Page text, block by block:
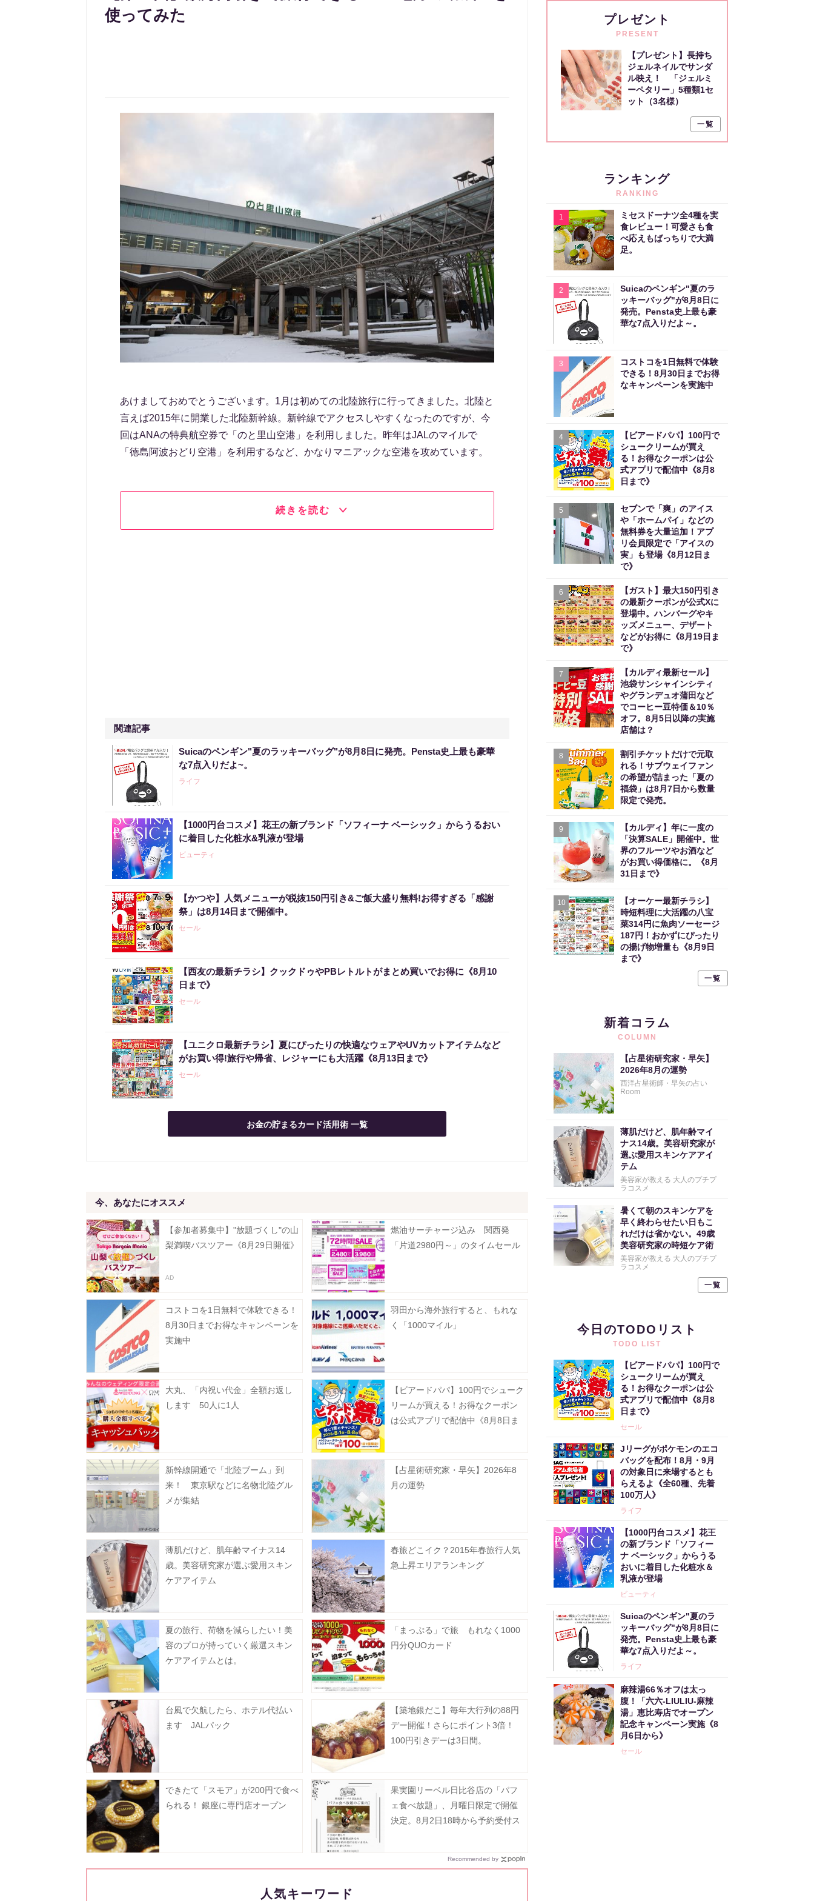
使ってみた
あけましておめでとうございます。1月は初めての北陸旅行に行ってきました。北陸と
言えば2015年に開業した北陸新幹線。新幹線でアクセスしやすくなったのですが、今
回はANAの特典航空券で「のと里山空港」を利用しました。昨年はJALのマイルで
「徳島阿波おどり空港」を利用するなど、かなりマニアックな空港を攻めています。
続きを読む
関連記事
Suicaのペンギン"夏のラッキーバッグ"が8月8日に発売。Pensta史上最も豪華
な7点入りだよ~。
ライフ
【1000円台コスメ】花王の新ブランド「ソフィーナ ベーシック」からうるおい
に着目した化粧水&乳液が登場
ビューティ
【かつや】人気メニューが税抜150円引き&ご飯大盛り無料!お得すぎる「感謝
祭」は8月14日まで開催中。
セール
【西友の最新チラシ】クックドゥやPBレトルトがまとめ買いでお得に《8月10
日まで》
セール
【ユニクロ最新チラシ】夏にぴったりの快適なウェアやUVカットアイテムなど
がお買い得!旅行や帰省、レジャーにも大活躍《8月13日まで》
セール
お金の貯まるカード活用術 一覧
今、あなたにオススメ
【参加者募集中】"放題づくし"の山
梨満喫バスツアー《8月29日開催》
燃油サーチャージ込み 関西発
「片道2980円～」のタイムセール
コストコを1日無料で体験できる！
8月30日までお得なキャンペーンを
実施中
羽田から海外旅行すると、もれな
く「1000マイル」
大丸、「内祝い代金」全額お返し
します 50人に1人
【ビアードパパ】100円でシューク
リームが買える！お得なクーポン
は公式アプリで配信中《8月8日ま
新幹線開通で「北陸ブーム」到
来！ 東京駅などに名物北陸グル
メが集結
【占星術研究家・早矢】2026年8
月の運勢
薄肌だけど、肌年齢マイナス14
歳。美容研究家が選ぶ愛用スキン
ケアアイテム
春旅どこイク？2015年春旅行人気
急上昇エリアランキング
夏の旅行、荷物を減らしたい！美
容のプロが持っていく厳選スキン
ケアアイテムとは。
「まっぷる」で旅 もれなく1000
円分QUOカード
台風で欠航したら、ホテル代払い
ます JALパック
【築地銀だこ】毎年大行列の88円
デー開催！さらにポイント3倍！
100円引きデーは3日間。
できたて「スモア」が200円で食べ
られる！ 銀座に専門店オープン
果実園リーベル日比谷店の「パフ
ェ食べ放題」、月曜日限定で開催
決定。8月2日18時から予約受付ス
Recommended by
人気キーワード
プレゼント
PRESENT
【プレゼント】長持ち
ジェルネイルでサンダ
ル映え！ 「ジェルミ
ーペタリー」5種類1セ
ット（3名様）
一覧
ランキング
RANKING
1
ミセスドーナツ全4種を実
食レビュー！可愛さも食
べ応えもばっちりで大満
足。
2
Suicaのペンギン"夏のラ
ッキーバッグ"が8月8日に
発売。Pensta史上最も豪
華な7点入りだよ～。
3
コストコを1日無料で体験
できる！8月30日までお得
なキャンペーンを実施中
4
【ビアードパパ】100円で
シュークリームが買え
る！お得なクーポンは公
式アプリで配信中《8月8
日まで》
5
セブンで「爽」のアイス
や「ホームパイ」などの
無料券を大量追加！アプ
リ会員限定で「アイスの
実」も登場《8月12日ま
で》
6
【ガスト】最大150円引き
の最新クーポンが公式Xに
登場中。ハンバーグやキ
ッズメニュー、デザート
などがお得に《8月19日ま
で》
7
【カルディ最新セール】
池袋サンシャインシティ
やグランデュオ蒲田など
でコーヒー豆特価＆10％
オフ。8月5日以降の実施
店舗は？
8
割引チケットだけで元取
れる！サブウェイファン
の希望が詰まった「夏の
福袋」は8月7日から数量
限定で発売。
9
【カルディ】年に一度の
「決算SALE」開催中。世
界のフルーツやお酒など
がお買い得価格に。《8月
31日まで》
10
【オーケー最新チラシ】
時短料理に大活躍の八宝
菜314円に魚肉ソーセージ
187円！おかずにぴったり
の揚げ物増量も《8月9日
まで》
一覧
新着コラム
COLUMN
【占星術研究家・早矢】
2026年8月の運勢
西洋占星術師・早矢の占い
Room
薄肌だけど、肌年齢マイ
ナス14歳。美容研究家が
選ぶ愛用スキンケアアイ
テム
美容家が教える 大人のプチプ
ラコスメ
暑くて朝のスキンケアを
早く終わらせたい日もこ
れだけは省かない。49歳
美容研究家の時短ケア術
美容家が教える 大人のプチプ
ラコスメ
一覧
今日のTODOリスト
TODO LIST
【ビアードパパ】100円で
シュークリームが買え
る！お得なクーポンは公
式アプリで配信中《8月8
日まで》
セール
Jリーグがポケモンのエコ
バッグを配布！8月・9月
の対象日に来場するとも
らえるよ《全60種、先着
100万人》
ライフ
【1000円台コスメ】花王
の新ブランド「ソフィー
ナ ベーシック」からうる
おいに着目した化粧水＆
乳液が登場
ビューティ
Suicaのペンギン"夏のラ
ッキーバッグ"が8月8日に
発売。Pensta史上最も豪
華な7点入りだよ～。
ライフ
麻辣湯66％オフは太っ
腹！「六六-LIULIU-麻辣
湯」恵比寿店でオープン
記念キャンペーン実施《8
月6日から》
セール